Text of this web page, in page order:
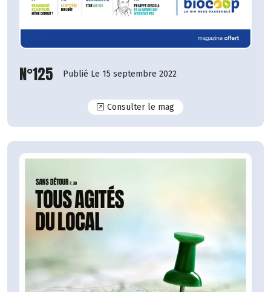
N°125 Publié Le 15 septembre 2022
Consulter le magN°125